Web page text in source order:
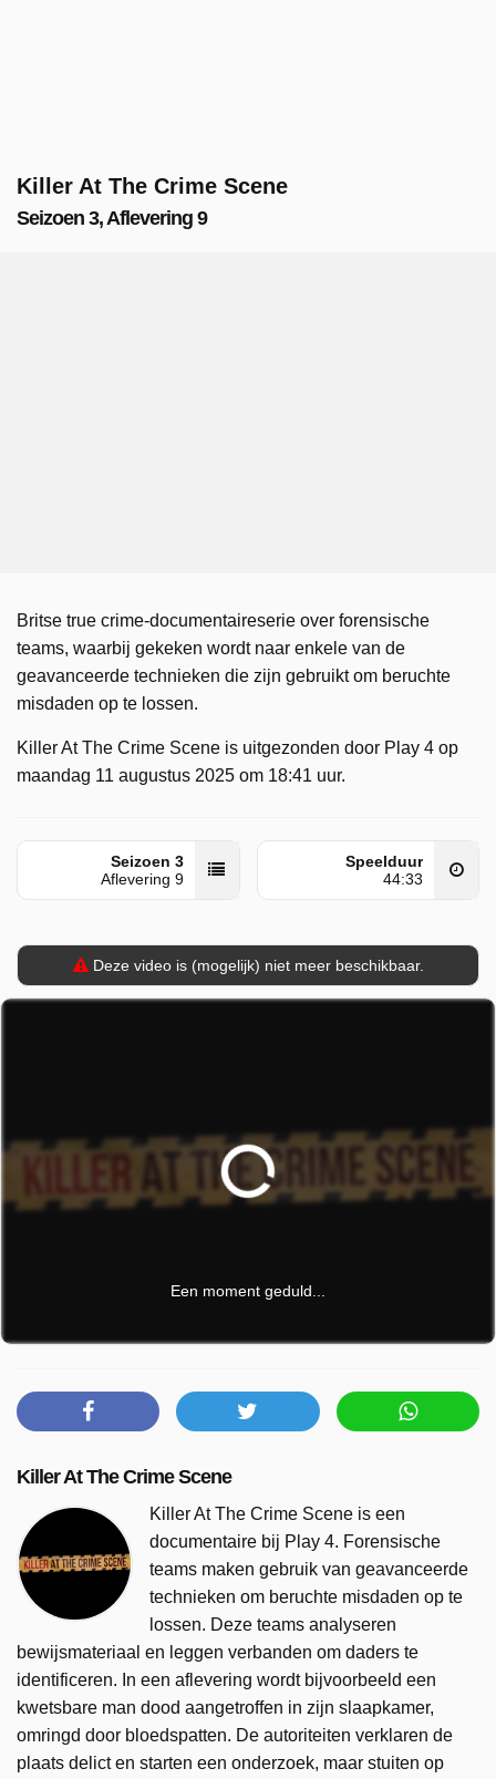
Killer At The Crime Scene
Seizoen 3, Aflevering 9
Britse true crime-documentaireserie over forensische
teams, waarbij gekeken wordt naar enkele van de
geavanceerde technieken die zijn gebruikt om beruchte
misdaden op te lossen.
Killer At The Crime Scene is uitgezonden door Play 4 op
maandag 11 augustus 2025 om 18:41 uur.
Seizoen 3
Aflevering 9
Speelduur
44:33
Deze video is (mogelijk) niet meer beschikbaar.
Een moment geduld...
Killer At The Crime Scene
Killer At The Crime Scene is een
documentaire bij Play 4. Forensische
teams maken gebruik van geavanceerde
technieken om beruchte misdaden op te
lossen. Deze teams analyseren
bewijsmateriaal en leggen verbanden om daders te
identificeren. In een aflevering wordt bijvoorbeeld een
kwetsbare man dood aangetroffen in zijn slaapkamer,
omringd door bloedspatten. De autoriteiten verklaren de
plaats delict en starten een onderzoek, maar stuiten op